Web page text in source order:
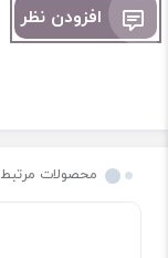
افزودن نظر
محصولات مرتبط